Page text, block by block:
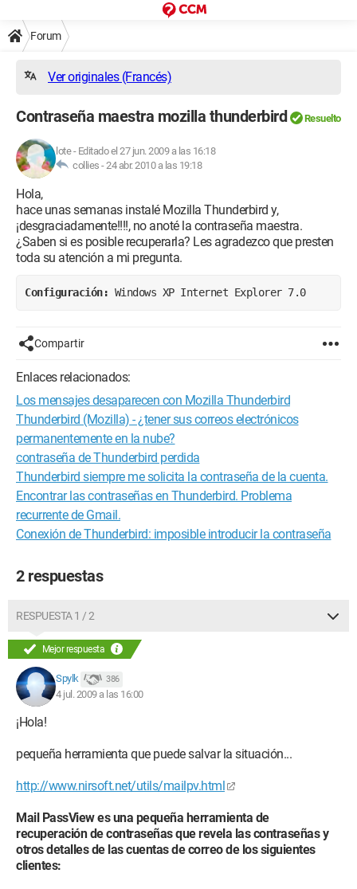
Forum
Ver originales (Francés)
Contraseña maestra mozilla thunderbird Resuelto
lote- Editado el 27 jun. 2009 a las 16:18
collies -24 abr. 2010 a las 19:18
Hola,
hace unas semanas instalé Mozilla Thunderbird y,
¡desgraciadamente!!!!, no anoté la contraseña maestra.
¿Saben si es posible recuperarla? Les agradezco que presten
toda su atención a mi pregunta.
Configuración: Windows XP Internet Explorer 7.0
Compartir
Enlaces relacionados:
Los mensajes desaparecen con Mozilla Thunderbird
Thunderbird (Mozilla) - ¿tener sus correos electrónicos
permanentemente en la nube?
contraseña de Thunderbird perdida
Thunderbird siempre me solicita la contraseña de la cuenta.
Encontrar las contraseñas en Thunderbird. Problema
recurrente de Gmail.
Conexión de Thunderbird: imposible introducir la contraseña
2 respuestas
RESPUESTA 1 / 2
Mejor respuesta
Spylk 386
4 jul. 2009 a las 16:00
¡Hola!
pequeña herramienta que puede salvar la situación...
http://www.nirsoft.net/utils/mailpv.html
Mail PassView es una pequeña herramienta de
recuperación de contraseñas que revela las contraseñas y
otros detalles de las cuentas de correo de los siguientes
clientes: